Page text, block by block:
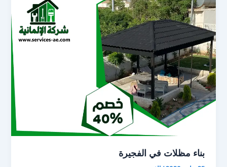
بناء مظلات في الفجيرة